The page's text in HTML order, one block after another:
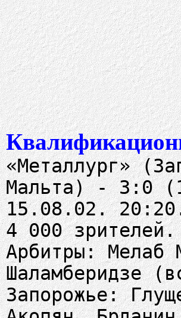
«Металлург»
Мальта) - 3:0
15.08.02. 20:20.
4 000
Арбитры: Мелаб
Шаламберидзе
Запорожье: